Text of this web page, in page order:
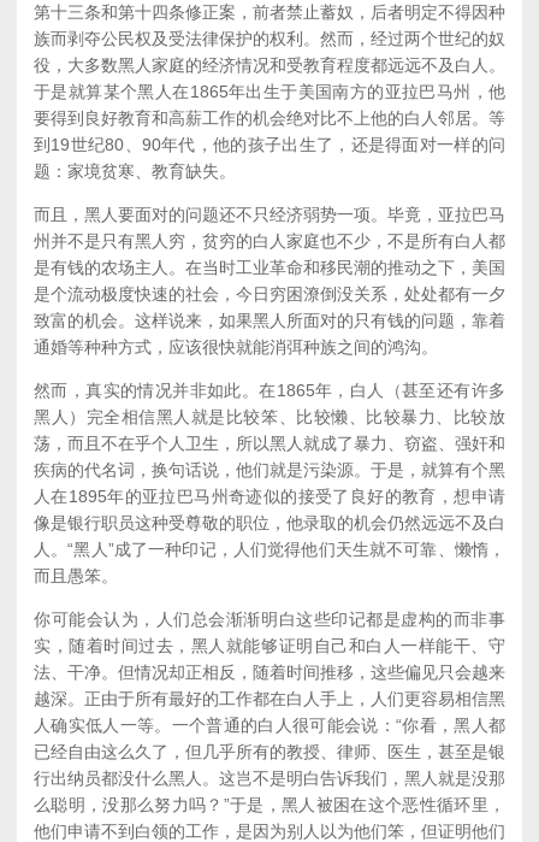
第十三条和第十四条修正案，前者禁止蓄奴，后者明定不得因种
族而剥夺公民权及受法律保护的权利。然而，经过两个世纪的奴
役，大多数黑人家庭的经济情况和受教育程度都远远不及白人。
于是就算某个黑人在1865年出生于美国南方的亚拉巴马州，他
要得到良好教育和高薪工作的机会绝对比不上他的白人邻居。等
到19世纪80、90年代，他的孩子出生了，还是得面对一样的问
题：家境贫寒、教育缺失。
而且，黑人要面对的问题还不只经济弱势一项。毕竟，亚拉巴马
州并不是只有黑人穷，贫穷的白人家庭也不少，不是所有白人都
是有钱的农场主人。在当时工业革命和移民潮的推动之下，美国
是个流动极度快速的社会，今日穷困潦倒没关系，处处都有一夕
致富的机会。这样说来，如果黑人所面对的只有钱的问题，靠着
通婚等种种方式，应该很快就能消弭种族之间的鸿沟。
然而，真实的情况并非如此。在1865年，白人（甚至还有许多
黑人）完全相信黑人就是比较笨、比较懒、比较暴力、比较放
荡，而且不在乎个人卫生，所以黑人就成了暴力、窃盗、强奸和
疾病的代名词，换句话说，他们就是污染源。于是，就算有个黑
人在1895年的亚拉巴马州奇迹似的接受了良好的教育，想申请
像是银行职员这种受尊敬的职位，他录取的机会仍然远远不及白
人。“黑人”成了一种印记，人们觉得他们天生就不可靠、懒惰，
而且愚笨。
你可能会认为，人们总会渐渐明白这些印记都是虚构的而非事
实，随着时间过去，黑人就能够证明自己和白人一样能干、守
法、干净。但情况却正相反，随着时间推移，这些偏见只会越来
越深。正由于所有最好的工作都在白人手上，人们更容易相信黑
人确实低人一等。一个普通的白人很可能会说：“你看，黑人都
已经自由这么久了，但几乎所有的教授、律师、医生，甚至是银
行出纳员都没什么黑人。这岂不是明白告诉我们，黑人就是没那
么聪明，没那么努力吗？”于是，黑人被困在这个恶性循环里，
他们申请不到白领的工作，是因为别人以为他们笨，但证明他们